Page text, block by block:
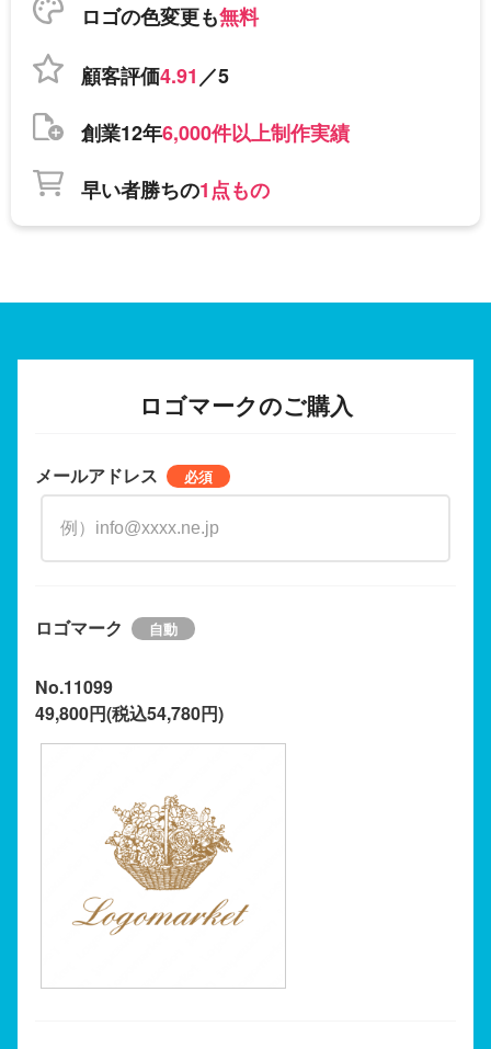
ロゴの色変更も無料
顧客評価4.91／5
創業12年6,000件以上制作実績
早い者勝ちの1点もの
ロゴマークのご購入
メールアドレス
ロゴマーク
No.11099
49,800円(税込54,780円)